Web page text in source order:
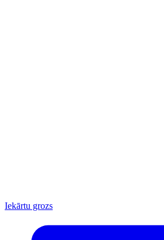
Iekārtu grozs